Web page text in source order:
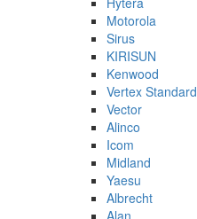
Motorola
Sirus
KIRISUN
Kenwood
Vertex Standard
Vector
Alinco
Icom
Midland
Yaesu
Albrecht
Alan